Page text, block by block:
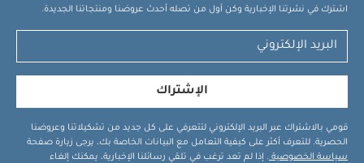
اشترك في نشرتنا الإخبارية وكن أول من تصله أحدث عروضنا ومنتجاتنا الجديدة.
الإشتراك
قومي بالاشتراك عبر البريد الإلكتروني لتتعرفي على كل جديد من تشكيلاتنا وعروضنا
الحصرية. للتعرف أكثر على كيفية التعامل مع البيانات الخاصة بك، يرجى زيارة صفحة
سياسة الخصوصية . إذا لم تعد ترغب في تلقي رسائلنا الإخبارية، يمكنك إلغاء